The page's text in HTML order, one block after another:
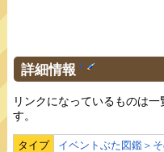
詳細情報 †
リンクになっているものは
す。
タイプ イベントぶた図鑑＞